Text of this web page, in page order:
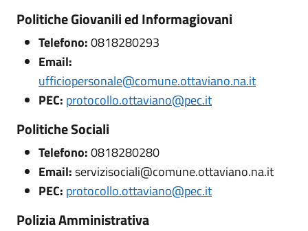
Politiche Giovanili ed Informagiovani
Telefono:0818280293
Email:
ufficiopersonale@comune.ottaviano.na.it
PEC: protocollo.ottaviano@pec.it
Politiche Sociali
Telefono:0818280280
Email:servizisociali@comune.ottaviano.na.it
PEC: protocollo.ottaviano@pec.it
Polizia Amministrativa